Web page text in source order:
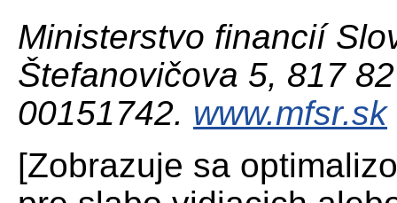
Ministerstvo financií
Štefanovičova 5, 817
00151742. www.mfsr.sk
[Zobrazuje sa